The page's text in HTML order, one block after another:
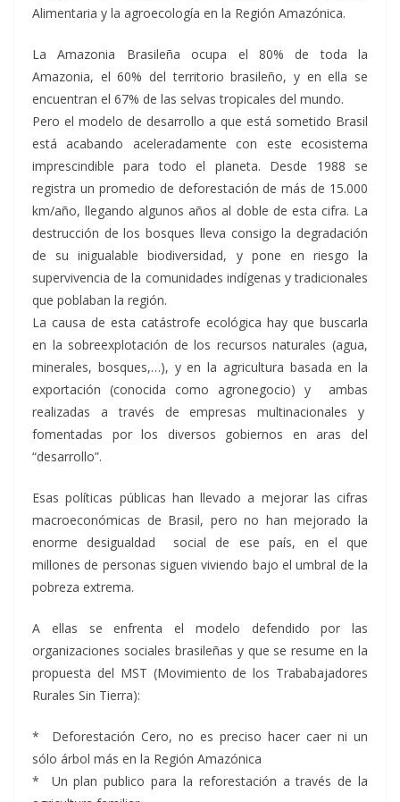
Alimentaria y la agroecología en la Región Amazónica.
La Amazonia Brasileña ocupa el 80% de toda la
Amazonia, el 60% del territorio brasileño, y en ella se
encuentran el 67% de las selvas tropicales del mundo.
Pero el modelo de desarrollo a que está sometido Brasil
está acabando aceleradamente con este ecosistema
imprescindible para todo el planeta. Desde 1988 se
registra un promedio de deforestación de más de 15.000
km/año, llegando algunos años al doble de esta cifra. La
destrucción de los bosques lleva consigo la degradación
de su inigualable biodiversidad, y pone en riesgo la
supervivencia de la comunidades indígenas y tradicionales
que poblaban la región.
La causa de esta catástrofe ecológica hay que buscarla
en la sobreexplotación de los recursos naturales (agua,
minerales, bosques,…), y en la agricultura basada en la
exportación (conocida como agronegocio) y ambas
realizadas a través de empresas multinacionales y
fomentadas por los diversos gobiernos en aras del
“desarrollo”.
Esas políticas públicas han llevado a mejorar las cifras
macroeconómicas de Brasil, pero no han mejorado la
enorme desigualdad social de ese país, en el que
millones de personas siguen viviendo bajo el umbral de la
pobreza extrema.
A ellas se enfrenta el modelo defendido por las
organizaciones sociales brasileñas y que se resume en la
propuesta del MST (Movimiento de los Trababajadores
Rurales Sin Tierra):
* Deforestación Cero, no es preciso hacer caer ni un
sólo árbol más en la Región Amazónica
* Un plan publico para la reforestación a través de la